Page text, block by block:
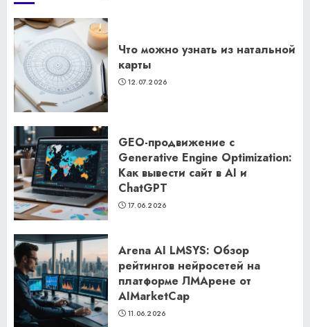
Что можно узнать из натальной
карты
12.07.2026
GEO-продвижение с
Generative Engine Optimization:
Как вывести сайт в AI и
ChatGPT
17.06.2026
Arena AI LMSYS: Обзор
рейтингов нейросетей на
платформе ЛМАрене от
AIMarketCap
11.06.2026